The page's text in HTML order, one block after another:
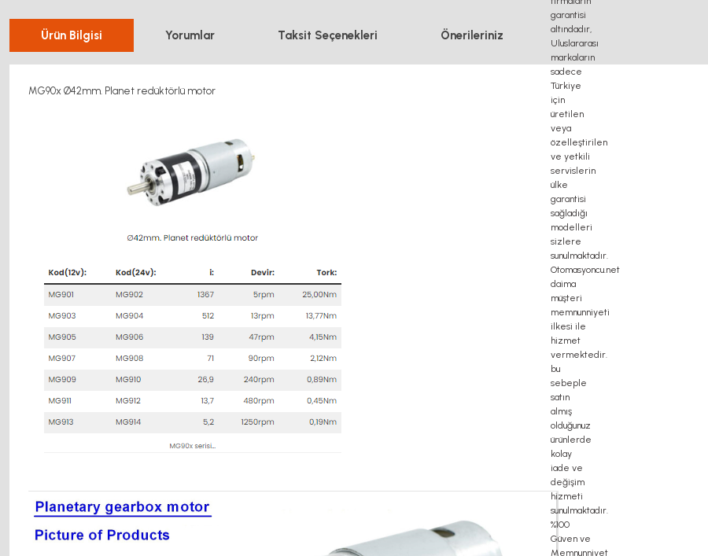
Ürün Bilgisi Yorumlar Taksit Seçenekleri Önerileriniz
MG90x Ø42mm. Planet redüktörlü motor